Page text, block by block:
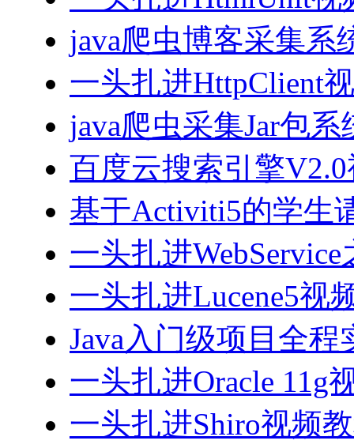
java爬虫博客采集系
一头扎进HttpClient
java爬虫采集Jar包
百度云搜索引擎
基于Activiti5的学生
一头扎进
一头扎进Lucene5视
Java入门级项目全程
一头扎进Oracle 11g
一头扎进Shiro视频